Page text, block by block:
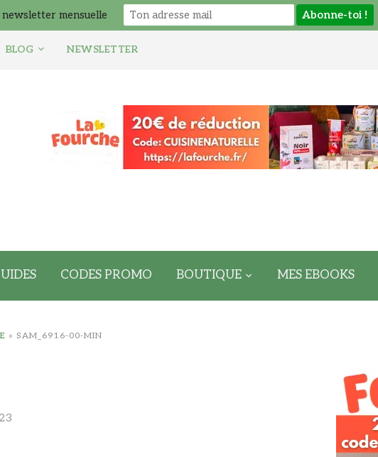
BLOG NEWSLETTER
CODES PROMO BOUTIQUE MES EBOOKS
» SAM_6916-00-MIN
newsletter mensuelle